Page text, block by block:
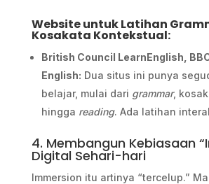
Website untuk Latihan
Kosakata Kontekstual:
British Council LearnEnglish,
English: Dua situs ini punya
belajar, mulai dari grammar,
hingga reading. Ada latihan
4. Membangun Kebiasaan
Digital Sehari-hari
Immersion itu artinya “tercelup.”